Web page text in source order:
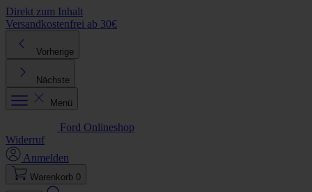
Direkt zum Inhalt
Versandkostenfrei ab 30€
Vorherige
Nächste
Menü
Ford Onlineshop
Widerruf
Anmelden
Warenkorb 0